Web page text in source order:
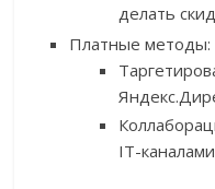
делать
Платные методы:
IT-